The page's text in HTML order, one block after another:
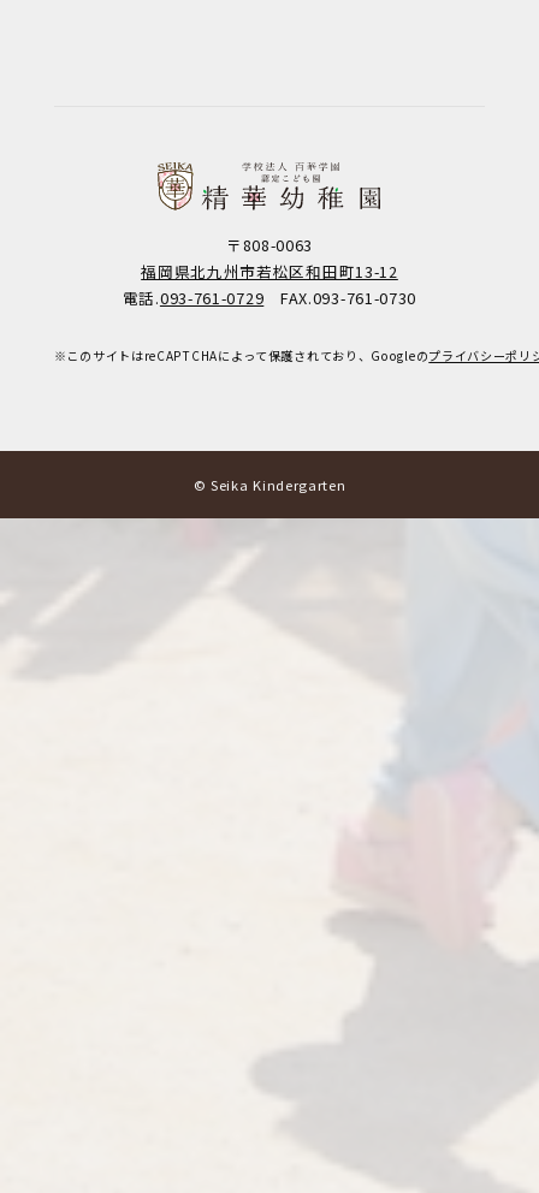
〒808-0063
福岡県北九州市若松区和田町13-12
電話.093-761-0729 FAX.093-761-0730
※このサイトはreCAPTCHAによって保護されており、Googleのプライバシーポリ
© Seika Kindergarten